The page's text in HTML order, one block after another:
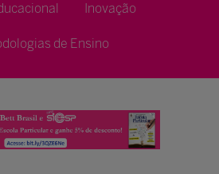
Inovação
de Ensino